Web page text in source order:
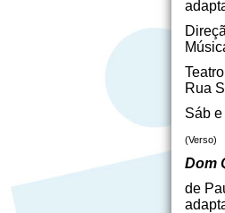
Rua
Sáb
(Verso)
Dom
de